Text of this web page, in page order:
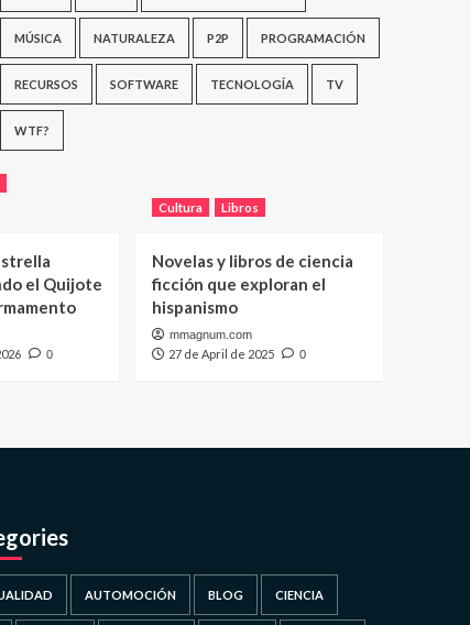
MÚSICA NATURALEZA P2P PROGRAMACIÓN
RECURSOS SOFTWARE TECNOLOGÍA TV
WTF?
el Quijote
0
Cultura Libros
Novelas y libros de ciencia
ficción que exploran el
hispanismo
mmagnum.com
27 de April de 2025 0
AUTOMOCIÓN BLOG CIENCIA